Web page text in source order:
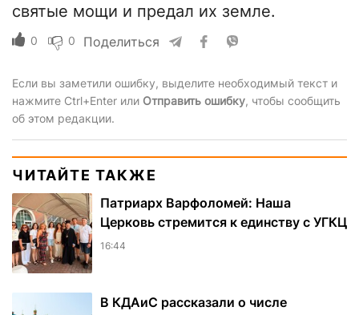
святые мощи и предал их земле.
0 0 Поделиться
Если вы заметили ошибку, выделите необходимый текст и
нажмите Ctrl+Enter или Отправить ошибку, чтобы сообщить
об этом редакции.
ЧИТАЙТЕ ТАКЖЕ
Патриарх Варфоломей: Наша
Церковь стремится к единству с УГКЦ
16:44
В КДАиС рассказали о числе